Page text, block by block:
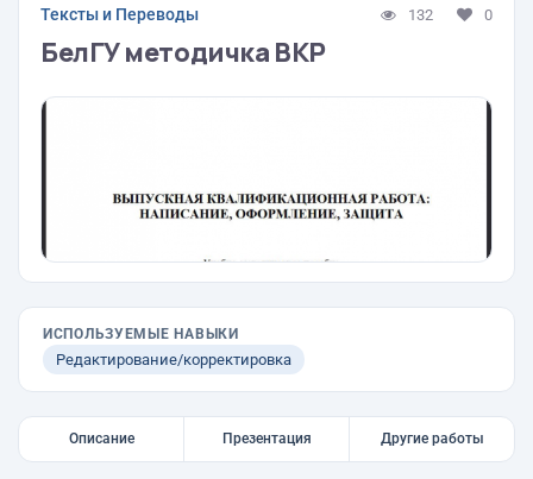
Тексты и Переводы 132 0
БелГУ методичка ВКР
ИСПОЛЬЗУЕМЫЕ НАВЫКИ
Редактирование/корректировка
Описание Презентация Другие работы